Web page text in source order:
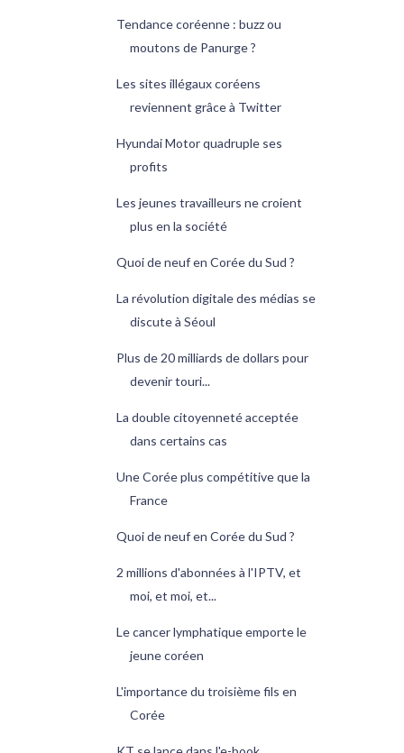
Tendance coréenne : buzz ou
moutons de Panurge ?
Les sites illégaux coréens
reviennent grâce à Twitter
Hyundai Motor quadruple ses
profits
Les jeunes travailleurs ne croient
plus en la société
Quoi de neuf en Corée du Sud ?
La révolution digitale des médias se
discute à Séoul
Plus de 20 milliards de dollars pour
devenir touri...
La double citoyenneté acceptée
dans certains cas
Une Corée plus compétitive que la
France
Quoi de neuf en Corée du Sud ?
2 millions d'abonnées à l'IPTV, et
moi, et moi, et...
Le cancer lymphatique emporte le
jeune coréen
L'importance du troisième fils en
Corée